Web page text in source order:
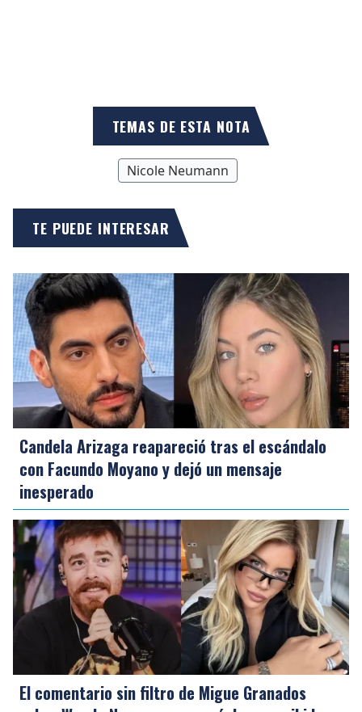
TEMAS DE ESTA NOTA
Nicole Neumann
TE PUEDE INTERESAR
Candela Arizaga reapareció tras el escándalo
con Facundo Moyano y dejó un mensaje
inesperado
El comentario sin filtro de Migue Granados